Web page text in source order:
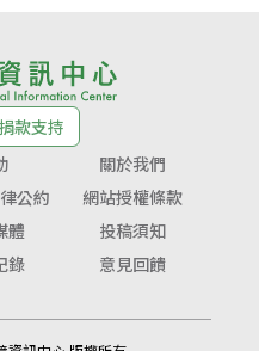
捐款支持
關於我們
公約
網站授權條款
體
投稿須知
錄 意見回饋